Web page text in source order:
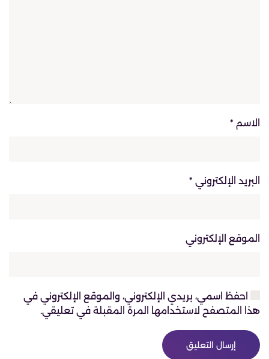
الاسم *
البريد الإلكتروني *
الموقع الإلكتروني
احفظ اسمي، بريدي الإلكتروني، والموقع الإلكتروني في
هذا المتصفح لاستخدامها المرة المقبلة في تعليقي.
إرسال التعليق